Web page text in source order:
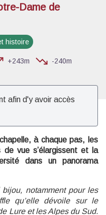
Dame de
histoire
+243m
-240m
afin d'y avoir accès
à chaque pas, les
de vue s’élargissent et la
dans un panorama
notamment pour les
qu’elle dévoile sur le
Lure et les Alpes du Sud.